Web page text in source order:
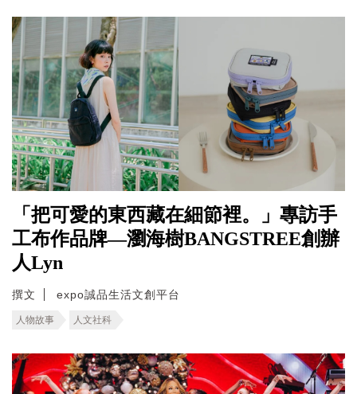
「把可愛的東西藏在細節裡。」專訪手
工布作品牌—瀏海樹BANGSTREE創辦
人Lyn
撰文 expo誠品生活文創平台
人物故事 人文社科